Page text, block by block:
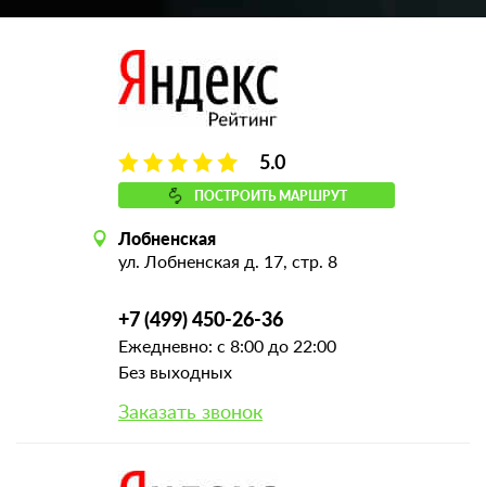
5.0
ПОСТРОИТЬ МАРШРУТ
Лобненская
ул. Лобненская д. 17, стр. 8
+7 (499) 450-26-36
Ежедневно: с 8:00 до 22:00
Без выходных
Заказать звонок